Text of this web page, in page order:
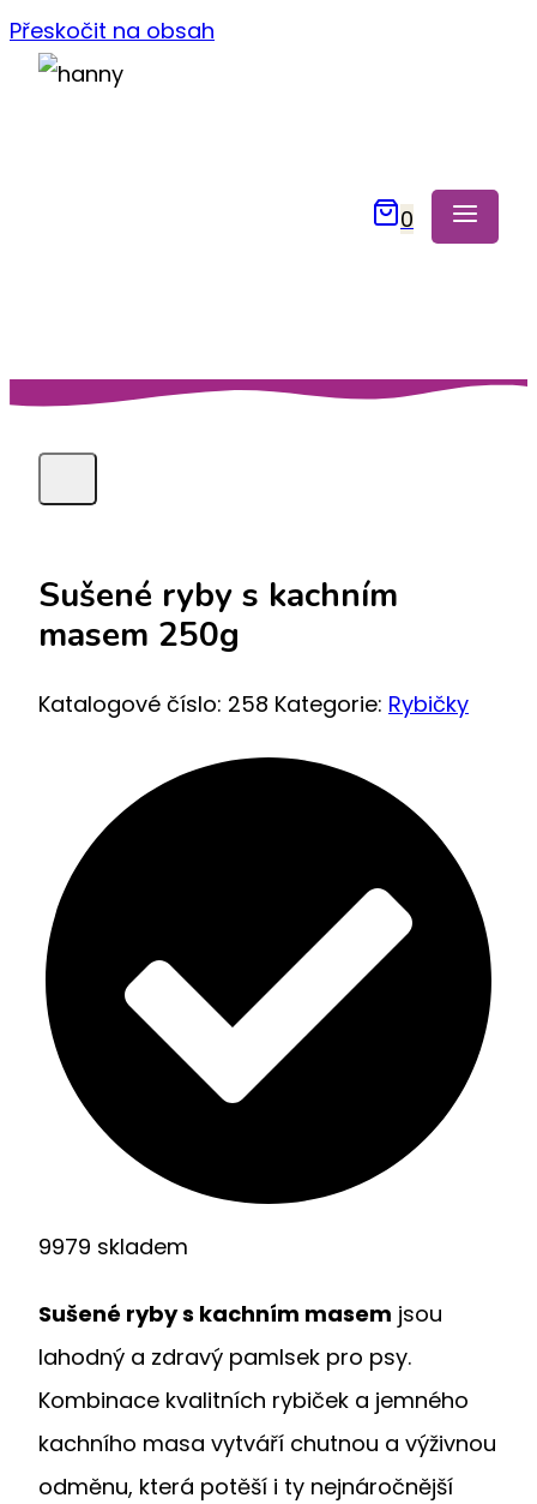
Přeskočit na obsah
0
Sušené ryby s kachním
masem 250g
Katalogové číslo: 258 Kategorie: Rybičky
9979 skladem
Sušené ryby s kachním masem jsou
lahodný a zdravý pamlsek pro psy.
Kombinace kvalitních rybiček a jemného
kachního masa vytváří chutnou a výživnou
odměnu, která potěší i ty nejnáročnější